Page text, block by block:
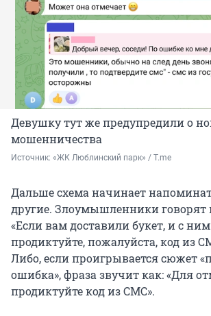
Девушку тут же предупредили о
мошенничества
Источник: «ЖК Люблинский парк» / T.me
Дальше схема начинает
другие. Злоумышленники говорят
«Если вам доставили букет, и с
продиктуйте, пожалуйста, код из
Либо, если проигрывается сюжет
ошибка», фраза звучит как: «Для
продиктуйте код из СМС».